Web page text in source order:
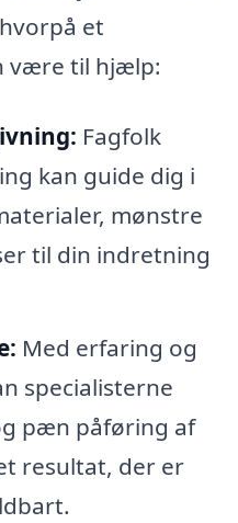
et
være til hjælp:
Fagfolk
kan guide dig i
mønstre
til din indretning
Med erfaring og
specialisterne
pæn påføring af
resultat, der er